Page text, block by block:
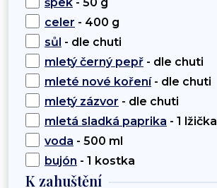
špek - 50 g
celer - 400 g
sůl - dle chuti
mletý černý pepř - dle chuti
mleté nové koření- dle chuti
mletý zázvor - dle chuti
mletá sladká paprika - 1 lžička
voda - 500 ml
bujón - 1 kostka
K zahuštění